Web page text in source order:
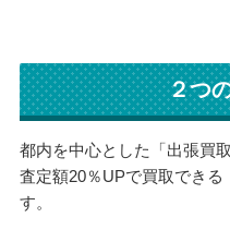
２つ
都内を中心とした「出張買
査定額20％UPで買取できる
す。